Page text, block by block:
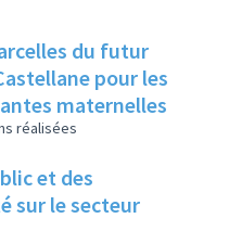
du futur
pour les
maternelles
réalisées
et des
sur le secteur